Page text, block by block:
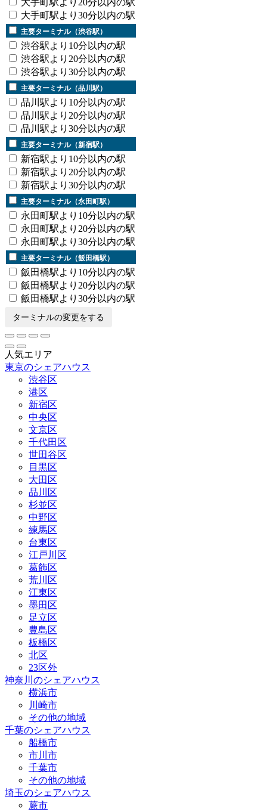
大手町駅より20分以内の駅
大手町駅より30分以内の駅
主要ターミナル（渋谷駅）
渋谷駅より10分以内の駅
渋谷駅より20分以内の駅
渋谷駅より30分以内の駅
主要ターミナル（品川駅）
品川駅より10分以内の駅
品川駅より20分以内の駅
品川駅より30分以内の駅
主要ターミナル（新宿駅）
新宿駅より10分以内の駅
新宿駅より20分以内の駅
新宿駅より30分以内の駅
主要ターミナル（永田町駅）
永田町駅より10分以内の駅
永田町駅より20分以内の駅
永田町駅より30分以内の駅
主要ターミナル（飯田橋駅）
飯田橋駅より10分以内の駅
飯田橋駅より20分以内の駅
飯田橋駅より30分以内の駅
ターミナルの変更をする
人気エリア
東京のシェアハウス
渋谷区
港区
新宿区
中央区
文京区
千代田区
世田谷区
目黒区
大田区
品川区
杉並区
中野区
練馬区
台東区
江戸川区
葛飾区
荒川区
江東区
墨田区
足立区
豊島区
板橋区
北区
23区外
神奈川のシェアハウス
横浜市
川崎市
その他の地域
千葉のシェアハウス
船橋市
市川市
千葉市
その他の地域
埼玉のシェアハウス
蕨市